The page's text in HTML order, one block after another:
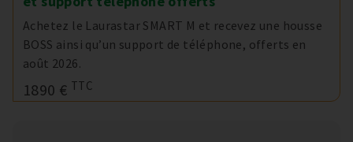
Achetez le Laurastar SMART M et recevez une housse
BOSS ainsi qu’un support de téléphone, offerts en
août 2026.
1890 € TTC